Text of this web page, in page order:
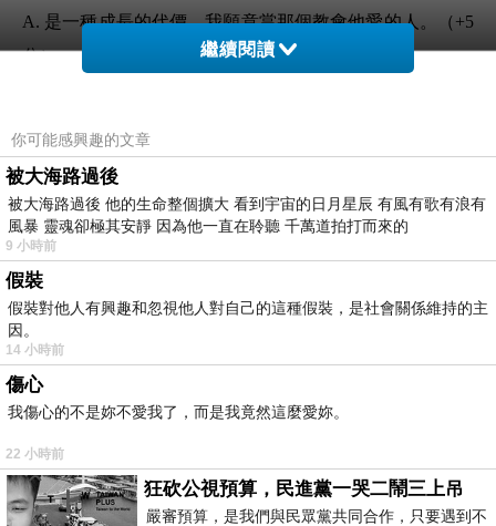
A. 是一種成長的代價，我願意當那個教會他愛的人。（+5
分）
C. 是一種無奈，愛情裡本就沒有公平可言。（+3分）
Q3：如果愛情是一杯紅酒，你更偏好哪種滋味？
A. 入口微苦，但回甘悠長的陳年紅酒。（+3分）
B. 甜美順口，不帶任何雜質的果香甜酒。（+1分）
C. 層次複雜，讓人猜不透下一口是什麼味道的神祕酒款。
（+5分）
Q4：在感情遇到危機時，你最常說的話是？
A. 「只要你需要，我一直都在。」（+5分）
C. 「為什麼你不能像我對你那樣對我？」（+1分）
測驗結果分析：
繼續閱讀
你可能感興趣的文章
被大海路過後
被大海路過後 他的生命整個擴大 看到宇宙的日月星辰 有風有歌有浪有
風暴 靈魂卻極其安靜 因為他一直在聆聽 千萬道拍打而來的
9 小時前
假裝
假裝對他人有興趣和忽視他人對自己的這種假裝，是社會關係維持的主
因。
14 小時前
傷心
我傷心的不是妳不愛我了，而是我竟然這麼愛妳。
22 小時前
狂砍公視預算，民進黨一哭二鬧三上吊
嚴審預算，是我們與民眾黨共同合作，只要遇到不